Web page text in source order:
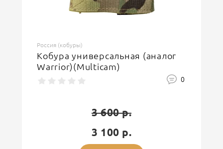
Россия (кобуры)
Кобура универсальная (аналог
Warrior)(Multicam)
0
3 600 р.
3 100 р.